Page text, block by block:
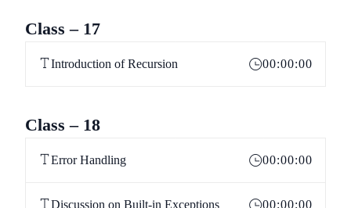
Class – 17
Introduction of Recursion 00:00:00
Class – 18
Error Handling 00:00:00
Discussion on Built-in Exceptions 00:00:00